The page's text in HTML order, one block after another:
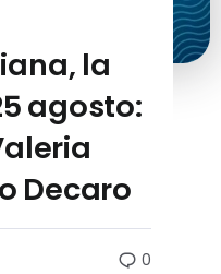
la
agosto:
Decaro
0